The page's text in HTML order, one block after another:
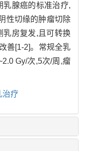
乳腺癌的标准治疗,
性切缘的肿瘤切除
乳房复发,且可转换
善[1-2]。常规全乳
Gy/次,5次/周,瘤
治疗